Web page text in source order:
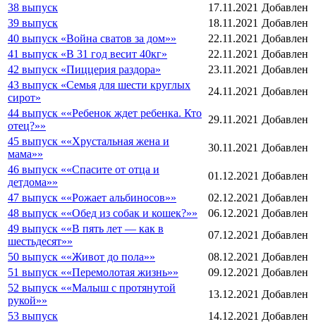
38 выпуск
17.11.2021 Добавлен
39 выпуск
18.11.2021 Добавлен
40 выпуск «Война сватов за дом»»
22.11.2021 Добавлен
41 выпуск «В 31 год весит 40кг»
22.11.2021 Добавлен
42 выпуск «Пиццерия раздора»
23.11.2021 Добавлен
43 выпуск «Семья для шести круглых
сирот»
24.11.2021 Добавлен
44 выпуск ««Ребенок ждет ребенка. Кто
отец?»»
29.11.2021 Добавлен
45 выпуск ««Хрустальная жена и
мама»»
30.11.2021 Добавлен
46 выпуск ««Спасите от отца и
детдома»»
01.12.2021 Добавлен
47 выпуск ««Рожает альбиносов»»
02.12.2021 Добавлен
48 выпуск ««Обед из собак и кошек?»»
06.12.2021 Добавлен
49 выпуск ««В пять лет — как в
шестьдесят»»
07.12.2021 Добавлен
50 выпуск ««Живот до пола»»
08.12.2021 Добавлен
51 выпуск ««Перемолотая жизнь»»
09.12.2021 Добавлен
52 выпуск ««Малыш с протянутой
рукой»»
13.12.2021 Добавлен
53 выпуск
14.12.2021 Добавлен